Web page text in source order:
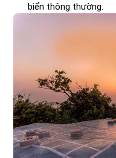
biển thông thường.